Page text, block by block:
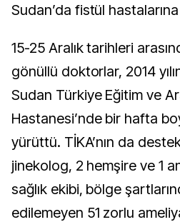
Sudan’da fistül
15-25 Aralık tarihleri
gönüllü doktorlar, 2014
Sudan Türkiye Eğitim ve
Hastanesi’nde bir hafta
yürüttü. TİKA’nın da
jinekolog, 2 hemşire ve 1
sağlık ekibi, bölge
edilemeyen 51 zorlu